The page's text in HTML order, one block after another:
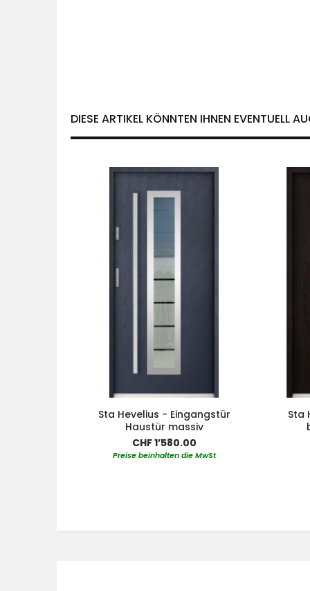
DIESE ARTIKEL KÖNNTEN IHNEN EVENTUELL
Sta Hevelius - Eingangstür
Haustür massiv
CHF 1’580.00
Preise beinhalten die MwSt
Sta